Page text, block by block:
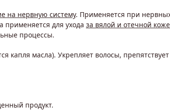
на нервную систему. Применяется при
применяется для ухода за вялой и отечной
процессы.
капля масла). Укрепляет волосы,
продукт.